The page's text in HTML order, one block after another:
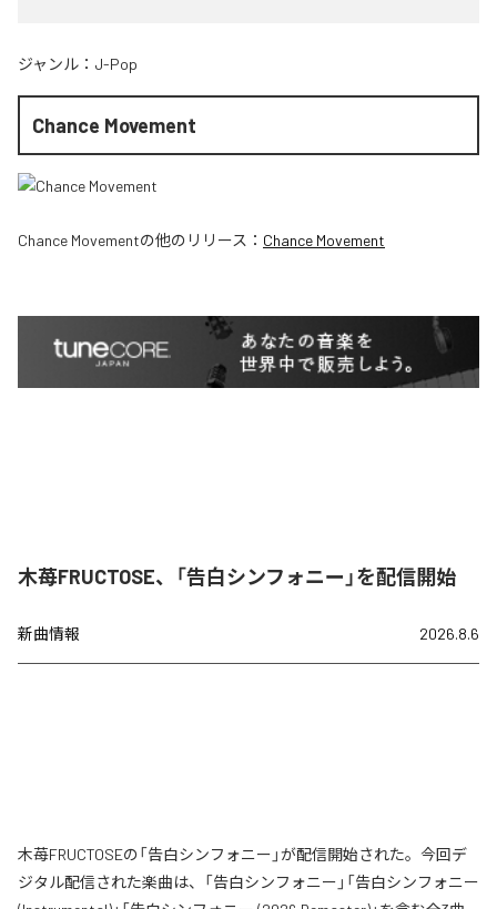
ジャンル： J-Pop
Chance Movement
Chance Movementの他のリリース： Chance Movement
木苺FRUCTOSE、「告白シンフォニー」を配信開始
新曲情報 2026.8.6
木苺FRUCTOSEの「告白シンフォニー」が配信開始された。今回デ
ジタル配信された楽曲は、「告白シンフォニー」「告白シンフォニー